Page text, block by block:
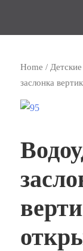
Home /
заслонка